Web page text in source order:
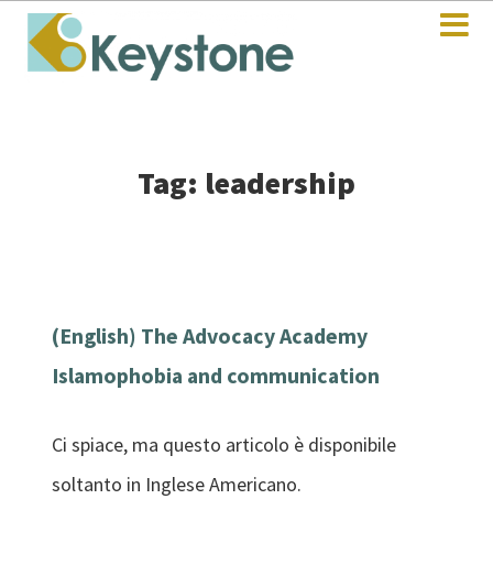
Tag: leadership
(English) The Advocacy Academy
Islamophobia and communication
Ci spiace, ma questo articolo è disponibile
soltanto in Inglese Americano.